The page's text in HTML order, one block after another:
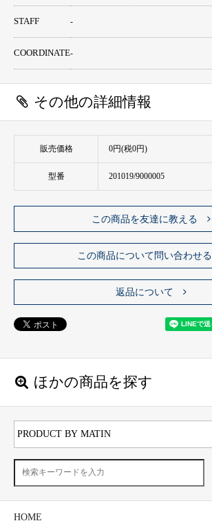
STAFF -
COORDINATE-
その他の詳細情報
販売価格 0円(税0円)
型番 201019/9000005
この商品を友達に教える
この商品について問い合わせる
返品について
ほかの商品を探す
HOME